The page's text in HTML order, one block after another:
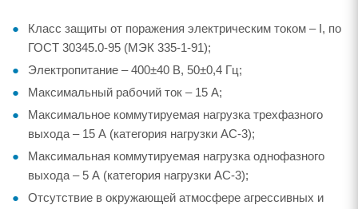
Класс защиты от поражения электрическим током – I, по
ГОСТ 30345.0-95 (МЭК 335-1-91);
Электропитание – 400±40 В, 50±0,4 Гц;
Максимальный рабочий ток – 15 А;
Максимальное коммутируемая нагрузка трехфазного
выхода – 15 А (категория нагрузки AC-3);
Максимальная коммутируемая нагрузка однофазного
выхода – 5 А (категория нагрузки AC-3);
Отсутствие в окружающей атмосфере агрессивных и